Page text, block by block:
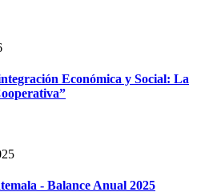
Económica y Social: La
- Balance Anual 2025